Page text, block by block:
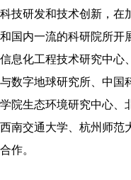
科技研发和技术创新，在
和国内一流的科研院所开
信息化工程技术研究中心
与数字地球研究所、中国
学院生态环境研究中心、
西南交通大学、杭州师范
合作。